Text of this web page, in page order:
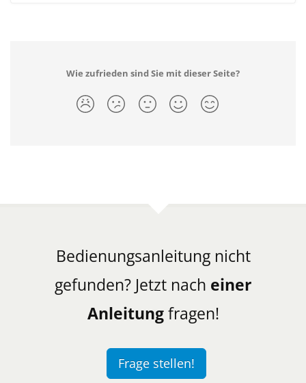
Wie zufrieden sind Sie mit dieser Seite?
Bedienungsanleitung nicht
gefunden? Jetzt nach einer
Anleitungfragen!
Frage stellen!